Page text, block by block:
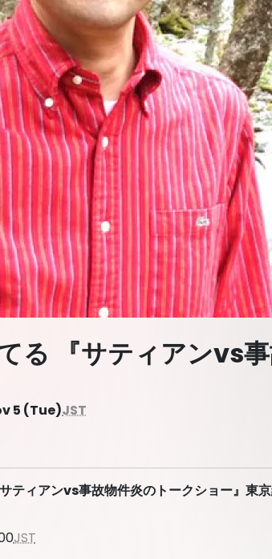
る 『サティアンvs
5 (Tue)JST
ティアンvs事故物件炎のトークショー』東
JST